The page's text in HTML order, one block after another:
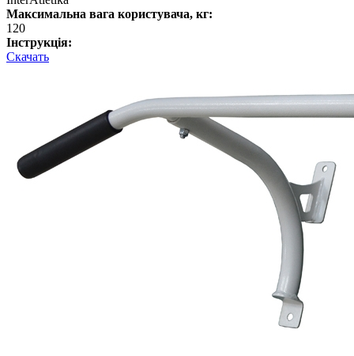
Максимальна вага користувача, кг:
120
Інструкція:
Скачать